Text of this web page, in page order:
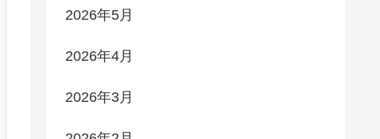
2026年5月
2026年4月
2026年3月